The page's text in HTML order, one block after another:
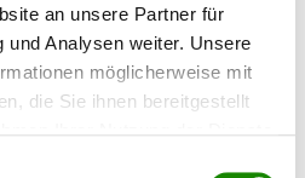
an unsere Partner für
und Analysen weiter. Unsere
möglicherweise mit
die Sie ihnen bereitgestellt